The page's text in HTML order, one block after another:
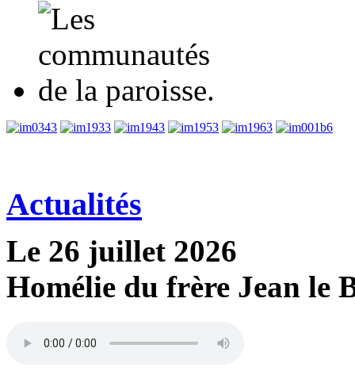
3 3 3 3 3 6
Actualités
Le 26 juillet 2026
Homélie du frère Jean le